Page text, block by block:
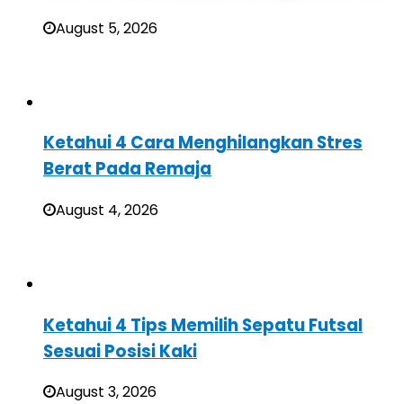
August 5, 2026
Ketahui 4 Cara Menghilangkan Stres
Berat Pada Remaja
August 4, 2026
Ketahui 4 Tips Memilih Sepatu Futsal
Sesuai Posisi Kaki
August 3, 2026